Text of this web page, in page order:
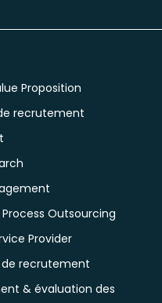
Proposition
recrutement
Outsourcing
Provider
recrutement
& évaluation des